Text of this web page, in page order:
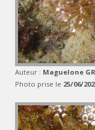
Auteur : Maguelone
Photo prise le 25/06/